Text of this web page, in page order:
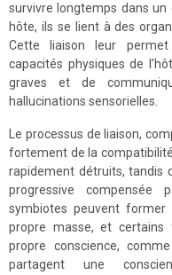
survivre longtemps dans
hôte, ils se lient à des
Cette liaison leur permet
capacités physiques de
graves et de
hallucinations sensorielles.
Le processus de liaison,
fortement de la
rapidement détruits, tandis
progressive compensée
symbiotes peuvent
propre masse, et certains
propre conscience,
partagent une